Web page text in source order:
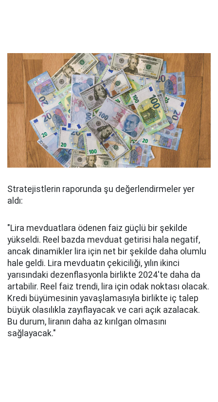
Stratejistlerin raporunda şu değerlendirmeler yer
aldı:
"Lira mevduatlara ödenen faiz güçlü bir şekilde
yükseldi. Reel bazda mevduat getirisi hala negatif,
ancak dinamikler lira için net bir şekilde daha olumlu
hale geldi. Lira mevduatın çekiciliği, yılın ikinci
yarısındaki dezenflasyonla birlikte 2024'te daha da
artabilir. Reel faiz trendi, lira için odak noktası olacak.
Kredi büyümesinin yavaşlamasıyla birlikte iç talep
büyük olasılıkla zayıflayacak ve cari açık azalacak.
Bu durum, liranın daha az kırılgan olmasını
sağlayacak."